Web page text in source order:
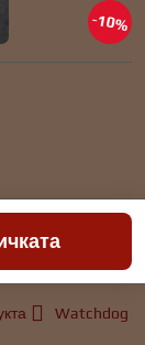
10%
Watchdog